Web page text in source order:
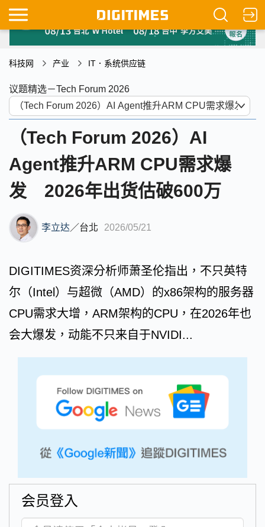
科技网 产业 IT．系统供应链
议题精选－Tech Forum 2026
（Tech Forum 2026）AI
Agent推升ARM CPU需求爆
发 2026年出货估破600万
李立达／台北 2026/05/21
DIGITIMES资深分析师萧圣伦指出，不只英特
尔（Intel）与超微（AMD）的x86架构的服务器
CPU需求大增，ARM架构的CPU，在2026年也
会大爆发，动能不只来自于NVIDI...
会员登入